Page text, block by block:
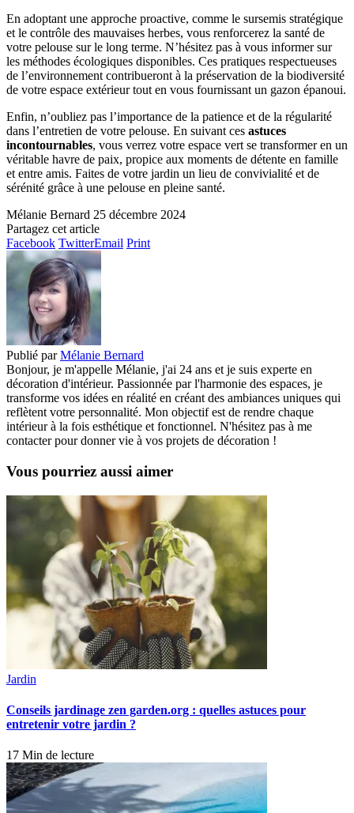
En adoptant une approche proactive, comme le sursemis stratégique
et le contrôle des mauvaises herbes, vous renforcerez la santé de
votre pelouse sur le long terme. N’hésitez pas à vous informer sur
les méthodes écologiques disponibles. Ces pratiques respectueuses
de l’environnement contribueront à la préservation de la biodiversité
de votre espace extérieur tout en vous fournissant un gazon épanoui.
Enfin, n’oubliez pas l’importance de la patience et de la régularité
dans l’entretien de votre pelouse. En suivant ces astuces
incontournables, vous verrez votre espace vert se transformer en un
véritable havre de paix, propice aux moments de détente en famille
et entre amis. Faites de votre jardin un lieu de convivialité et de
sérénité grâce à une pelouse en pleine santé.
Mélanie Bernard 25 décembre 2024
Partagez cet article
Facebook TwitterEmail Print
Publié par Mélanie Bernard
Bonjour, je m'appelle Mélanie, j'ai 24 ans et je suis experte en
décoration d'intérieur. Passionnée par l'harmonie des espaces, je
transforme vos idées en réalité en créant des ambiances uniques qui
reflètent votre personnalité. Mon objectif est de rendre chaque
intérieur à la fois esthétique et fonctionnel. N'hésitez pas à me
contacter pour donner vie à vos projets de décoration !
Vous pourriez aussi aimer
Jardin
Conseils jardinage zen garden.org : quelles astuces pour
entretenir votre jardin ?
17 Min de lecture